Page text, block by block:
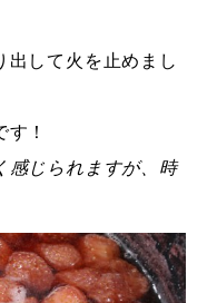
出して火を止めまし
！
感じられますが、時